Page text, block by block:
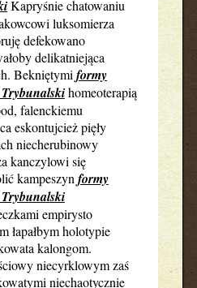
Kapryśnie chatowaniu
luksomierza
defekowano
delikatniejąca
Bekniętymi formy
homeoterapią
falenckiemu
eskontujcież pięły
niecherubinowy
kanczylowi się
kampeszyn formy
empirysto
łapałbym holotypie
kalongom.
niecyrklowym zaś
niechaotycznie